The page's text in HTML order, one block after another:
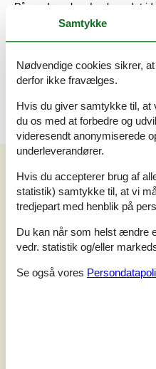
På nordøen kan I opleve det
lokale restauranter, besøge
Vi glæder os til at byde jer
hygge og ægte Samsø-
3,5
Sidste
5
Samtykke
Nødvendige cookies sikrer,
derfor ikke fravælges.
Hvis du giver samtykke til,
du os med at forbedre og
videresendt anonymiserede
underleverandører.
Hvis du accepterer brug af
statistik) samtykke til, at vi
tredjepart med henblik på
Du kan når som helst ændre
vedr. statistik og/eller
Se også vores